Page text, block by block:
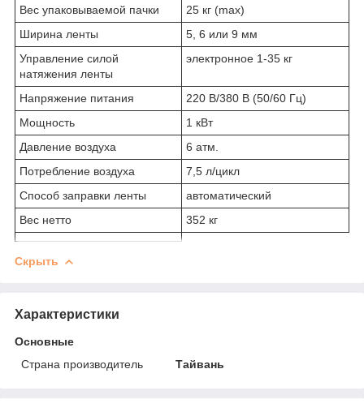
Вес упаковываемой пачки
25 кг (max)
Ширина ленты
5, 6 или 9 мм
Управление силой
натяжения ленты
электронное 1-35 кг
Напряжение питания
220 В/380 В (50/60 Гц)
Мощность
1 кВт
Давление воздуха
6 атм.
Потребление воздуха
7,5 л/цикл
Способ заправки ленты
автоматический
Вес нетто
352 кг
Скрыть
Характеристики
Основные
Страна производитель
Тайвань